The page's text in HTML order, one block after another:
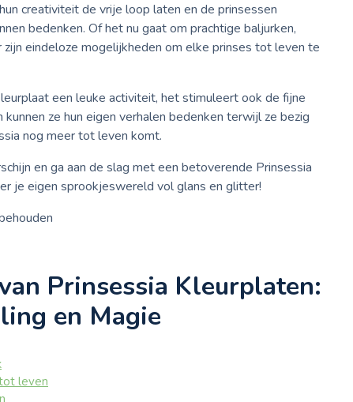
creativiteit de vrije loop laten en de prinsessen
bedenken. Of het nu gaat om prachtige baljurken,
eindeloze mogelijkheden om elke prinses tot leven te
een leuke activiteit, het stimuleert ook de fijne
ze hun eigen verhalen bedenken terwijl ze bezig
nog meer tot leven komt.
en ga aan de slag met een betoverende Prinsessia
je eigen sprookjeswereld vol glans en glitter!
Prinsessia Kleurplaten:
en Magie
leven